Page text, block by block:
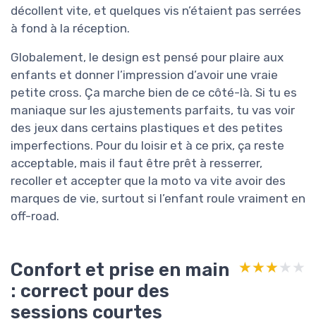
décollent vite, et quelques vis n’étaient pas serrées
à fond à la réception.
Globalement, le design est pensé pour plaire aux
enfants et donner l’impression d’avoir une vraie
petite cross. Ça marche bien de ce côté-là. Si tu es
maniaque sur les ajustements parfaits, tu vas voir
des jeux dans certains plastiques et des petites
imperfections. Pour du loisir et à ce prix, ça reste
acceptable, mais il faut être prêt à resserrer,
recoller et accepter que la moto va vite avoir des
marques de vie, surtout si l’enfant roule vraiment en
off-road.
Confort et prise en main
: correct pour des
sessions courtes
★★★★★
★★★★★